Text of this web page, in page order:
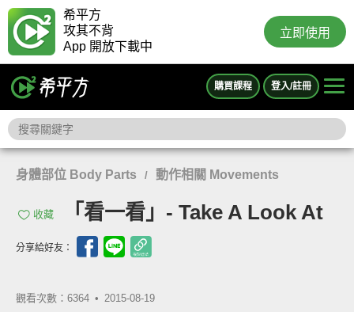
希平方
攻其不背
App 開放下載中
立即使用
購買課程 登入/註冊
身體部位 Body Parts / 動作相關 Movements
收藏 「看一看」- Take A Look At
分享給好友：
觀看次數：6364 • 2015-08-19